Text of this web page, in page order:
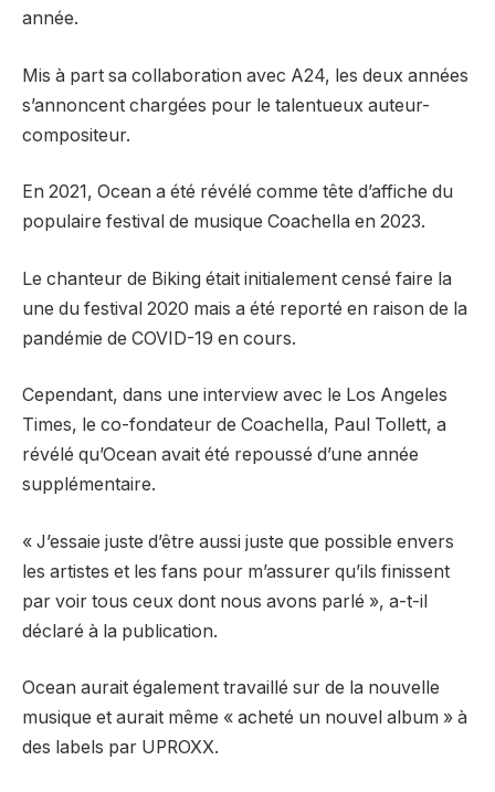
année.
Mis à part sa collaboration avec A24, les deux années
s’annoncent chargées pour le talentueux auteur-
compositeur.
En 2021, Ocean a été révélé comme tête d’affiche du
populaire festival de musique Coachella en 2023.
Le chanteur de Biking était initialement censé faire la
une du festival 2020 mais a été reporté en raison de la
pandémie de COVID-19 en cours.
Cependant, dans une interview avec le Los Angeles
Times, le co-fondateur de Coachella, Paul Tollett, a
révélé qu’Ocean avait été repoussé d’une année
supplémentaire.
« J’essaie juste d’être aussi juste que possible envers
les artistes et les fans pour m’assurer qu’ils finissent
par voir tous ceux dont nous avons parlé », a-t-il
déclaré à la publication.
Ocean aurait également travaillé sur de la nouvelle
musique et aurait même « acheté un nouvel album » à
des labels par UPROXX.